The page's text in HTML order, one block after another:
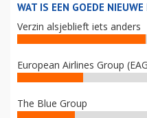
WAT IS EEN GOEDE
Verzin alsjeblieft iets anders
European Airlines Group
The Blue Group